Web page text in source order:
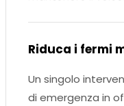
Riduca i fermi
Un singolo
di emergenza in